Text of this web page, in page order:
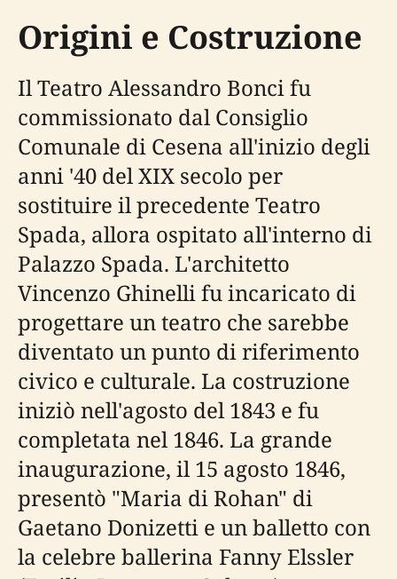
Origini e Costruzione
Il Teatro Alessandro Bonci fu
commissionato dal Consiglio
Comunale di Cesena all'inizio degli
anni '40 del XIX secolo per
sostituire il precedente Teatro
Spada, allora ospitato all'interno di
Palazzo Spada. L'architetto
Vincenzo Ghinelli fu incaricato di
progettare un teatro che sarebbe
diventato un punto di riferimento
civico e culturale. La costruzione
iniziò nell'agosto del 1843 e fu
completata nel 1846. La grande
inaugurazione, il 15 agosto 1846,
presentò "Maria di Rohan" di
Gaetano Donizetti e un balletto con
la celebre ballerina Fanny Elssler